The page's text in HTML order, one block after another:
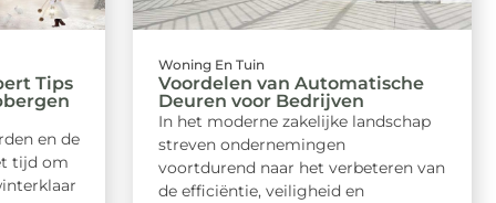
Tips
en de
tijd om
Woning En Tuin
Voordelen van Automatische
Deuren voor Bedrijven
In het moderne zakelijke landschap
streven ondernemingen
voortdurend naar het verbeteren van
de efficiëntie, veiligheid en